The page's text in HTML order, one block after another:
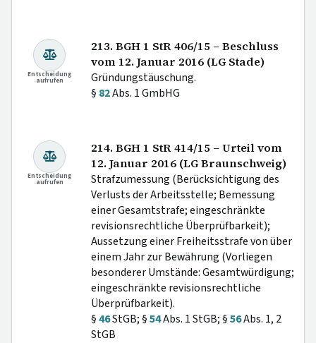
Entscheidung
aufrufen
213. BGH 1 StR 406/15 – Beschluss
vom 12. Januar 2016 (LG Stade)
Gründungstäuschung.
§ 82Abs. 1 GmbHG
Entscheidung
aufrufen
214. BGH 1 StR 414/15 – Urteil vom
12. Januar 2016 (LG Braunschweig)
Strafzumessung (Berücksichtigung des
Verlusts der Arbeitsstelle; Bemessung
einer Gesamtstrafe; eingeschränkte
revisionsrechtliche Überprüfbarkeit);
Aussetzung einer Freiheitsstrafe von über
einem Jahr zur Bewährung (Vorliegen
besonderer Umstände: Gesamtwürdigung;
eingeschränkte revisionsrechtliche
Überprüfbarkeit).
§46StGB; §54Abs. 1 StGB; §56Abs. 1, 2
StGB